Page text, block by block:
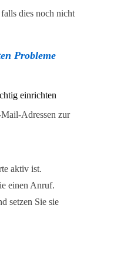
dies noch nicht
Probleme
einrichten
Adressen zur
aktiv ist.
einen Anruf.
setzen Sie sie